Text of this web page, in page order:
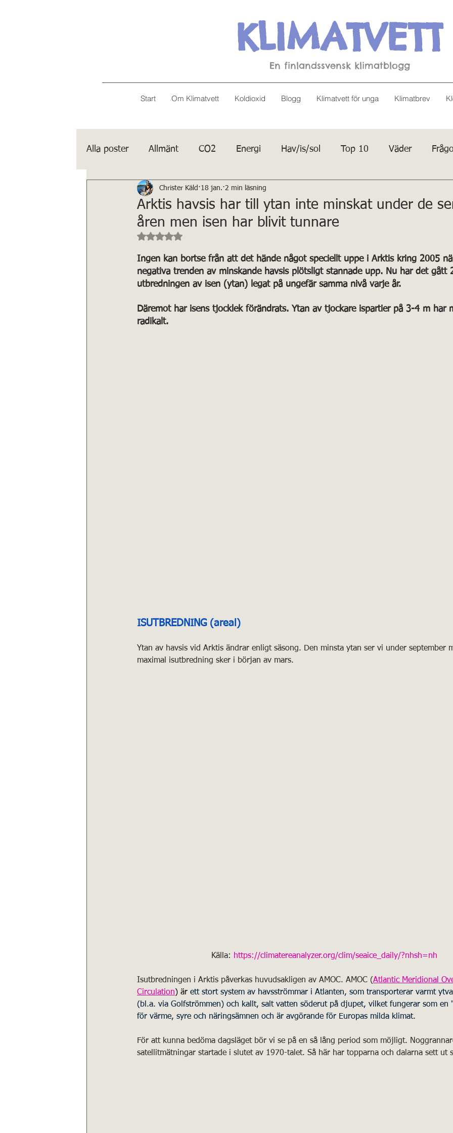
KLIMATVETT
En finlandssvensk klimatblogg
Start Om Klimatvett Koldioxid Blogg Klimatvett för unga Klimatbrev
Alla poster Allmänt CO2 Energi Hav/is/sol Top 10 Väder
IPCC
Arktis havsis har till ytan inte minskat under de
åren men isen har blivit tunnare
Christer Käld 18 jan. 2 min läsning
Betygsatt till NaN av 5 stjärnor.
Ingen kan bortse från att det hände något speciellt uppe i Arktis kring 2005
negativa trenden av minskande havsis plötsligt stannade upp. Nu har det gått
utbredningen av isen (ytan) legat på ungefär samma nivå varje år.
Däremot har isens tjocklek förändrats. Ytan av tjockare ispartier på 3-4 m har
radikalt.
ISUTBREDNING (areal)
Ytan av havsis vid Arktis ändrar enligt säsong. Den minsta ytan ser vi under september
maximal isutbredning sker i början av mars.
Källa: https://climatereanalyzer.org/clim/seaice_daily/?nhsh=nh
Isutbredningen i Arktis påverkas huvudsakligen av AMOC. AMOC (Atlantic Meridional
Circulation) är ett stort system av havsströmmar i Atlanten, som transporterar varmt
(bl.a. via Golfströmmen) och kallt, salt vatten söderut på djupet, vilket fungerar som en
för värme, syre och näringsämnen och är avgörande för Europas milda klimat.
För att kunna bedöma dagsläget bör vi se på en så lång period som möjligt.
satellitmätningar startade i slutet av 1970-talet. Så här har topparna och dalarna sett ut